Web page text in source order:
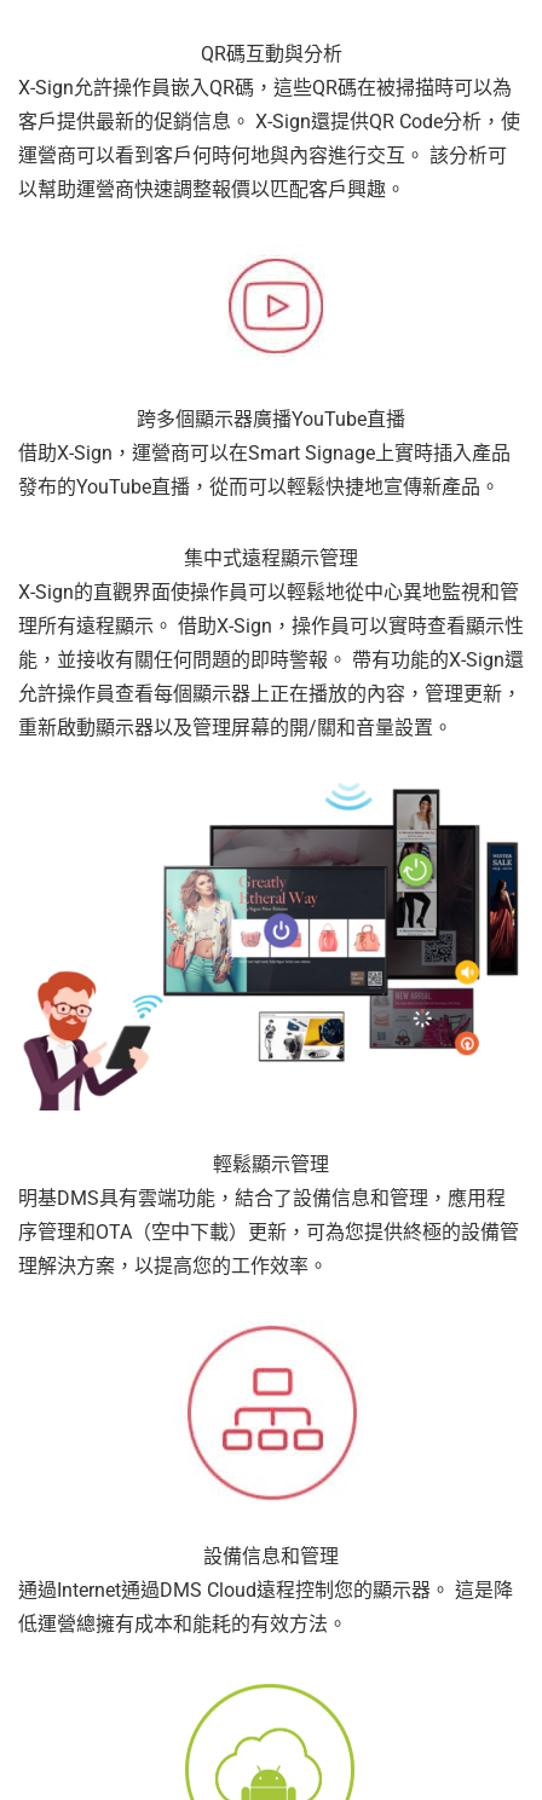
QR碼互動與分析
X-Sign允許操作員嵌入QR碼，這些QR碼在被掃描時可以為
客戶提供最新的促銷信息。 X-Sign還提供QR Code分析，使
運營商可以看到客戶何時何地與內容進行交互。 該分析可
以幫助運營商快速調整報價以匹配客戶興趣。
跨多個顯示器廣播YouTube直播
借助X-Sign，運營商可以在Smart Signage上實時插入產品
發布的YouTube直播，從而可以輕鬆快捷地宣傳新產品。
集中式遠程顯示管理
X-Sign的直觀界面使操作員可以輕鬆地從中心異地監視和管
理所有遠程顯示。 借助X-Sign，操作員可以實時查看顯示性
能，並接收有關任何問題的即時警報。 帶有功能的X-Sign還
允許操作員查看每個顯示器上正在播放的內容，管理更新，
重新啟動顯示器以及管理屏幕的開/關和音量設置。
輕鬆顯示管理
明基DMS具有雲端功能，結合了設備信息和管理，應用程
序管理和OTA（空中下載）更新，可為您提供終極的設備管
理解決方案，以提高您的工作效率。
設備信息和管理
通過Internet通過DMS Cloud遠程控制您的顯示器。 這是降
低運營總擁有成本和能耗的有效方法。